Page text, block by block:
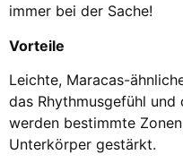
immer bei der Sache!
Vorteile
Leichte, Maracas-
das Rhythmusgefühl
werden bestimmte
Unterkörper gestärkt.